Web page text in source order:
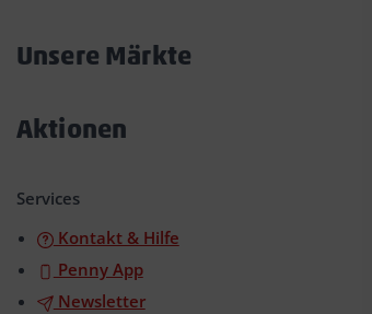
Unsere Märkte
Aktionen
Services
Kontakt & Hilfe
Penny App
Newsletter